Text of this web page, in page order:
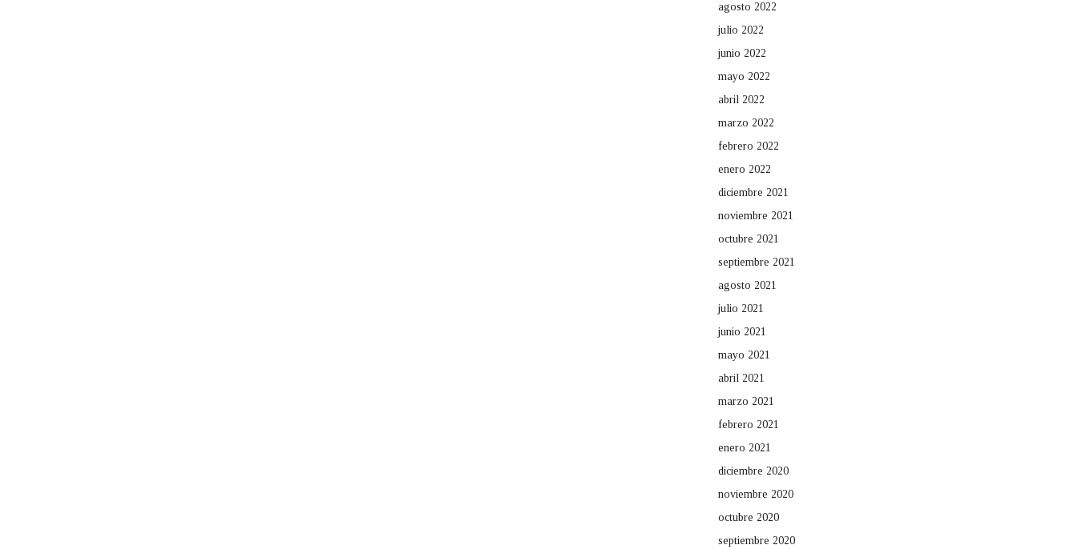
agosto 2022
julio 2022
junio 2022
mayo 2022
abril 2022
marzo 2022
febrero 2022
enero 2022
diciembre 2021
noviembre 2021
octubre 2021
septiembre 2021
agosto 2021
julio 2021
junio 2021
mayo 2021
abril 2021
marzo 2021
febrero 2021
enero 2021
diciembre 2020
noviembre 2020
octubre 2020
septiembre 2020